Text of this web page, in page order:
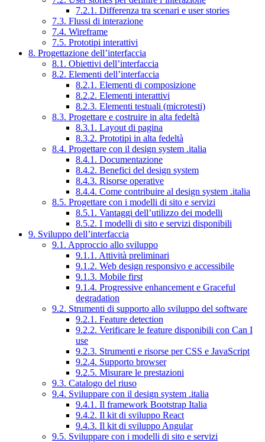
7.2.1. Differenza tra scenari e user stories
7.3. Flussi di interazione
7.4. Wireframe
7.5. Prototipi interattivi
8. Progettazione dell’interfaccia
8.1. Obiettivi dell’interfaccia
8.2. Elementi dell’interfaccia
8.2.1. Elementi di composizione
8.2.2. Elementi interattivi
8.2.3. Elementi testuali (microtesti)
8.3. Progettare e costruire in alta fedeltà
8.3.1. Layout di pagina
8.3.2. Prototipi in alta fedeltà
8.4. Progettare con il design system .italia
8.4.1. Documentazione
8.4.2. Benefici del design system
8.4.3. Risorse operative
8.4.4. Come contribuire al design system .italia
8.5. Progettare con i modelli di sito e servizi
8.5.1. Vantaggi dell’utilizzo dei modelli
8.5.2. I modelli di sito e servizi disponibili
9. Sviluppo dell’interfaccia
9.1. Approccio allo sviluppo
9.1.1. Attività preliminari
9.1.2. Web design responsivo e accessibile
9.1.3. Mobile first
9.1.4. Progressive enhancement e Graceful
degradation
9.2. Strumenti di supporto allo sviluppo del software
9.2.1. Feature detection
9.2.2. Verificare le feature disponibili con Can I
use
9.2.3. Strumenti e risorse per CSS e JavaScript
9.2.4. Supporto browser
9.2.5. Misurare le prestazioni
9.3. Catalogo del riuso
9.4. Sviluppare con il design system .italia
9.4.1. Il framework Bootstrap Italia
9.4.2. Il kit di sviluppo React
9.4.3. Il kit di sviluppo Angular
9.5. Sviluppare con i modelli di sito e servizi